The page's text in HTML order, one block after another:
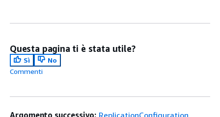
Questa pagina ti è stata utile?
Sì
No
Commenti